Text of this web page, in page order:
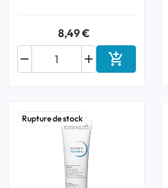
8,49 €

 Ajouter au
Rupture de stock